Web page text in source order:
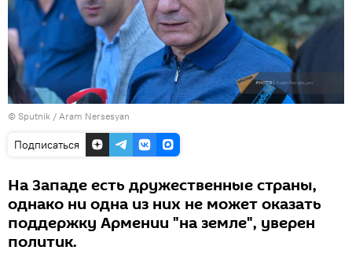
© Sputnik / Aram Nersesyan
Подписаться
На Западе есть дружественные страны,
однако ни одна из них не может оказать
поддержку Армении "на земле", уверен
политик.